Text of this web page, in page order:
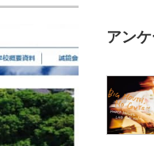
アン